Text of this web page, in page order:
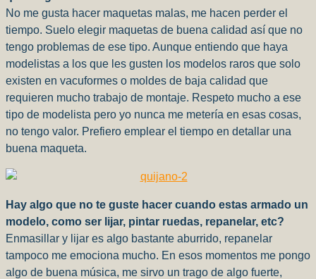
No me gusta hacer maquetas malas, me hacen perder el
tiempo. Suelo elegir maquetas de buena calidad así que no
tengo problemas de ese tipo. Aunque entiendo que haya
modelistas a los que les gusten los modelos raros que solo
existen en vacuformes o moldes de baja calidad que
requieren mucho trabajo de montaje. Respeto mucho a ese
tipo de modelista pero yo nunca me metería en esas cosas,
no tengo valor. Prefiero emplear el tiempo en detallar una
buena maqueta.
Hay algo que no te guste hacer cuando estas armado un
modelo, como ser lijar, pintar ruedas, repanelar, etc?
Enmasillar y lijar es algo bastante aburrido, repanelar
tampoco me emociona mucho. En esos momentos me pongo
algo de buena música, me sirvo un trago de algo fuerte,